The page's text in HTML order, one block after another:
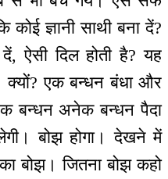
कोई ज्ञानी साथी बना दें?
ऐसी दिल होती है? यह
एक बन्धन बंधा और
बन्धन अनेक बन्धन पैदा
बोझ होगा। देखने में
बोझ। जितना बोझ कहो